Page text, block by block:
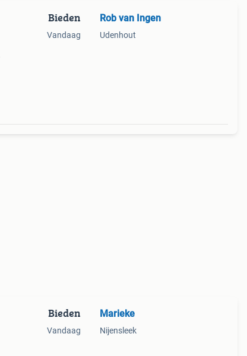
Bieden
Vandaag
Rob van Ingen
Udenhout
Bieden
Vandaag
Marieke
Nijensleek